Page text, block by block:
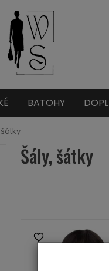
BATOHY
Šály, šátky